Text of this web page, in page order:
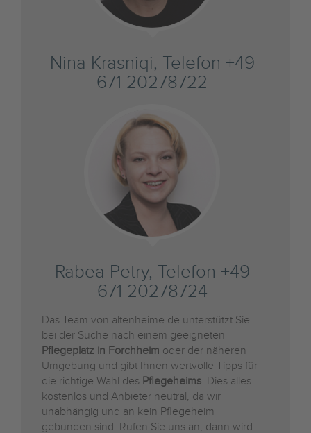
Nina Krasniqi, Telefon +49
671 20278722
Rabea Petry, Telefon +49
671 20278724
Das Team von altenheime.de unterstützt Sie
bei der Suche nach einem geeigneten
Pflegeplatz in Forchheim oder der näheren
Umgebung und gibt Ihnen wertvolle Tipps für
die richtige Wahl des Pflegeheims. Dies alles
kostenlos und Anbieter neutral, da wir
unabhängig und an kein Pflegeheim
gebunden sind. Rufen Sie uns an, dann wird